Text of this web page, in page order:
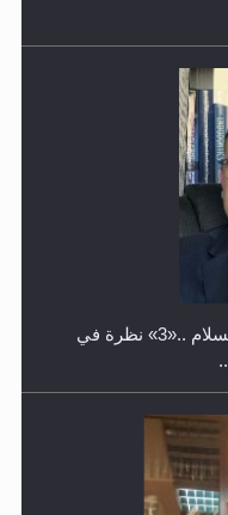
في مكتبة مدينة
...**...